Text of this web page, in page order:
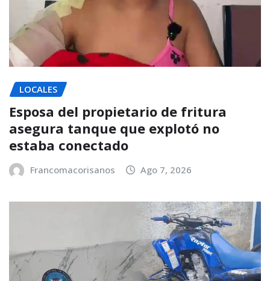
LOCALES
Esposa del propietario de fritura
asegura tanque que explotó no
estaba conectado
Francomacorisanos Ago 7, 2026